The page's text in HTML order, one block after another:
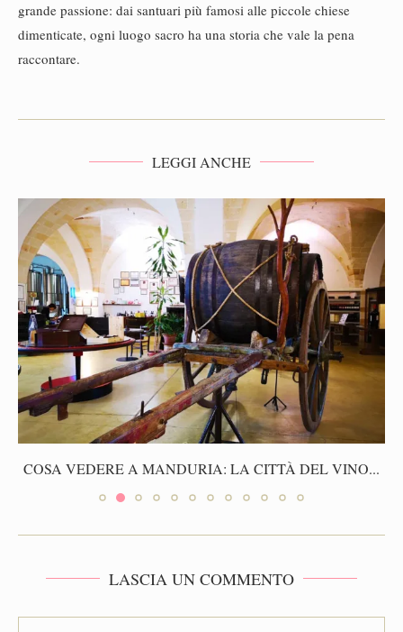
grande passione: dai santuari più famosi alle piccole chiese
dimenticate, ogni luogo sacro ha una storia che vale la pena
raccontare.
LEGGI ANCHE
COSA VEDERE A MANDURIA: LA CITTÀ DEL VINO...
LASCIA UN COMMENTO